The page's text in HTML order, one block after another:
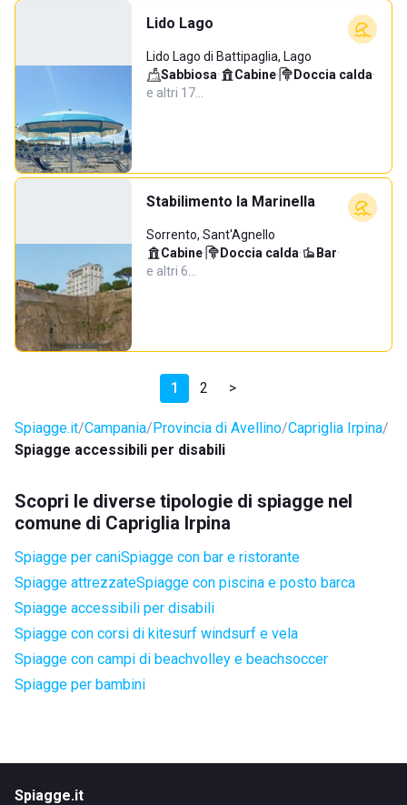
Lido Lago
Lido Lago di Battipaglia, Lago
Sabbiosa· Cabine· Doccia calda·
e altri 17…
Stabilimento la Marinella
Sorrento, Sant'Agnello
Cabine· Doccia calda· Bar·
e altri 6…
1 2 >
Spiagge.it Campania Provincia di Avellino Capriglia Irpina
Spiagge accessibili per disabili
Scopri le diverse tipologie di spiagge nel
comune di Capriglia Irpina
Spiagge per caniSpiagge con bar e ristorante
Spiagge attrezzateSpiagge con piscina e posto barca
Spiagge accessibili per disabili
Spiagge con corsi di kitesurf windsurf e vela
Spiagge con campi di beachvolley e beachsoccer
Spiagge per bambini
Spiagge.it